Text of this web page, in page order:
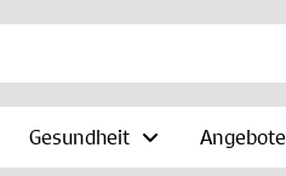
Gesundheit Angebote